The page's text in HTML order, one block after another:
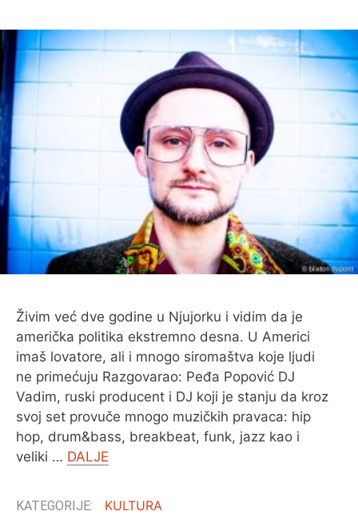
Živim već dve godine u Njujorku i vidim da je
američka politika ekstremno desna. U Americi
imaš lovatore, ali i mnogo siromaštva koje ljudi
ne primećuju Razgovarao: Peđa Popović DJ
Vadim, ruski producent i DJ koji je stanju da kroz
svoj set provuče mnogo muzičkih pravaca: hip
hop, drum&bass, breakbeat, funk, jazz kao i
veliki … DALJE
KULTURA